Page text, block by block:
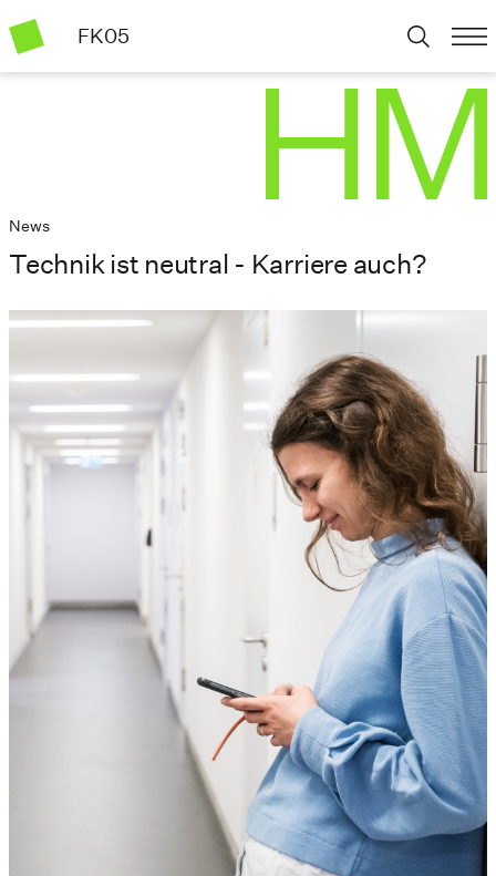
FK05
News
Technik ist neutral - Karriere auch?